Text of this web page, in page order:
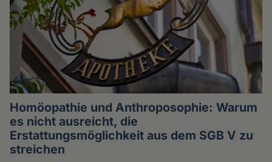
Homöopathie und Anthroposophie: Warum
es nicht ausreicht, die
Erstattungsmöglichkeit aus dem SGB V zu
streichen